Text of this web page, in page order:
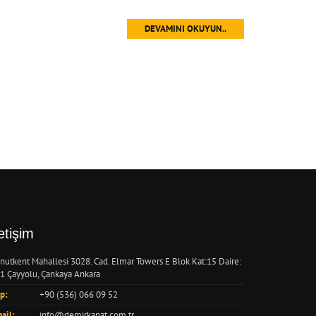
DEVAMINI OKUYUN..
Mahallesi 3028. Cad. Elmar Towers E Blok Kat:15 Daire:
Çayyolu, Çankaya Ankara
+90 (536) 066 09 52